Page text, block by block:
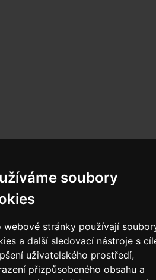
soubory
webové stránky používají
a další sledovací nástroje s
uživatelského prostředí,
přizpůsobeného obsahu a